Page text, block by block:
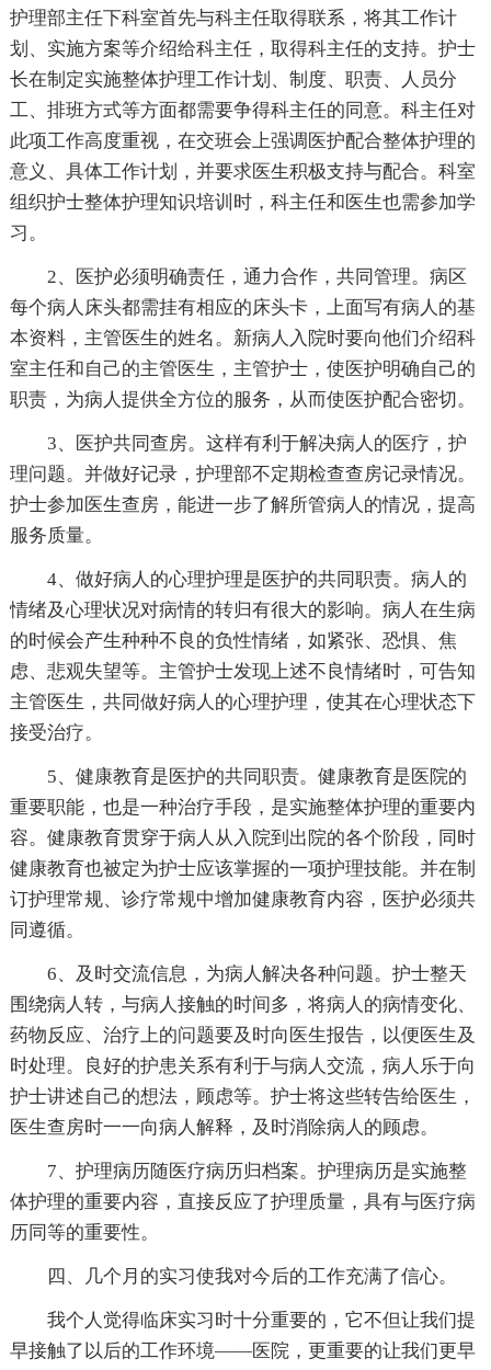
护理部主任下科室首先与科主任取得联系，将其工作计
划、实施方案等介绍给科主任，取得科主任的支持。护士
长在制定实施整体护理工作计划、制度、职责、人员分
工、排班方式等方面都需要争得科主任的同意。科主任对
此项工作高度重视，在交班会上强调医护配合整体护理的
意义、具体工作计划，并要求医生积极支持与配合。科室
组织护士整体护理知识培训时，科主任和医生也需参加学
习。
2、医护必须明确责任，通力合作，共同管理。病区
每个病人床头都需挂有相应的床头卡，上面写有病人的基
本资料，主管医生的姓名。新病人入院时要向他们介绍科
室主任和自己的主管医生，主管护士，使医护明确自己的
职责，为病人提供全方位的服务，从而使医护配合密切。
3、医护共同查房。这样有利于解决病人的医疗，护
理问题。并做好记录，护理部不定期检查查房记录情况。
护士参加医生查房，能进一步了解所管病人的情况，提高
服务质量。
4、做好病人的心理护理是医护的共同职责。病人的
情绪及心理状况对病情的转归有很大的影响。病人在生病
的时候会产生种种不良的负性情绪，如紧张、恐惧、焦
虑、悲观失望等。主管护士发现上述不良情绪时，可告知
主管医生，共同做好病人的心理护理，使其在心理状态下
接受治疗。
5、健康教育是医护的共同职责。健康教育是医院的
重要职能，也是一种治疗手段，是实施整体护理的重要内
容。健康教育贯穿于病人从入院到出院的各个阶段，同时
健康教育也被定为护士应该掌握的一项护理技能。并在制
订护理常规、诊疗常规中增加健康教育内容，医护必须共
同遵循。
6、及时交流信息，为病人解决各种问题。护士整天
围绕病人转，与病人接触的时间多，将病人的病情变化、
药物反应、治疗上的问题要及时向医生报告，以便医生及
时处理。良好的护患关系有利于与病人交流，病人乐于向
护士讲述自己的想法，顾虑等。护士将这些转告给医生，
医生查房时一一向病人解释，及时消除病人的顾虑。
7、护理病历随医疗病历归档案。护理病历是实施整
体护理的重要内容，直接反应了护理质量，具有与医疗病
历同等的重要性。
四、几个月的实习使我对今后的工作充满了信心。
我个人觉得临床实习时十分重要的，它不但让我们提
早接触了以后的工作环境——医院，更重要的让我们更早